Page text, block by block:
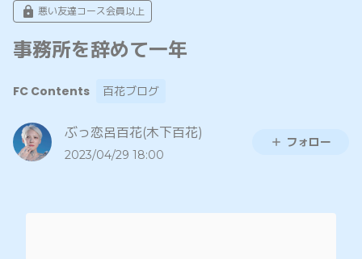
悪い友達コース会員以上
事務所を辞めて一年
FC Contents 百花ブログ
ぶっ恋呂百花(木下百花)
2023/04/29 18:00
フォロー